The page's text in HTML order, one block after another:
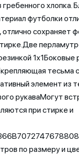
хлопка.
футболки
сохраняет
1x1Боковые
тесьма
элемент из
рукаваМогут
при стирке и
по размеру и